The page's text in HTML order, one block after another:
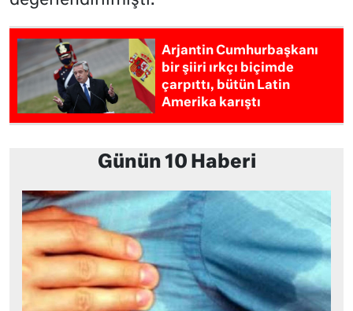
Arjantin Cumhurbaşkanı
bir şiiri ırkçı biçimde
çarpıttı, bütün Latin
Amerika karıştı
Günün 10 Haberi